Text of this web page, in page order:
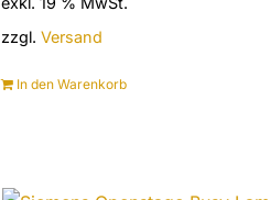
war:
258,00 €
zzgl. Versand
In den Warenkorb